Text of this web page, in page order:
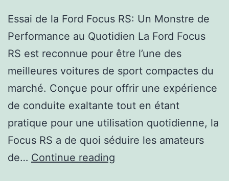
Essai de la Ford Focus RS: Un Monstre de
Performance au Quotidien La Ford Focus
RS est reconnue pour être l’une des
meilleures voitures de sport compactes du
marché. Conçue pour offrir une expérience
de conduite exaltante tout en étant
pratique pour une utilisation quotidienne, la
Focus RS a de quoi séduire les amateurs
de… Continue reading